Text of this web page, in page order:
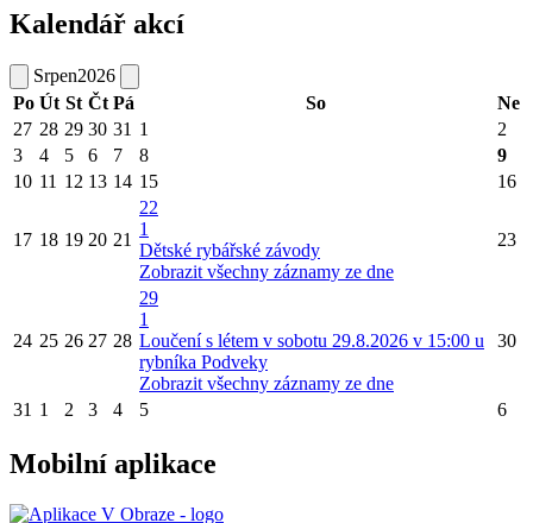
Kalendář akcí
Srpen2026
Po Út St Čt Pá So
Ne
27 28 29 30 31 1
2
3
4 5 6 7 8
9
10 11 12 13 14 15 16
17 18 19 20 21
22
1
Dětské rybářské závody
Zobrazit všechny záznamy ze dne
23
24 25 26 27 28
29
1
Loučení s létem v sobotu 29.8.2026 v 15:00 u
rybníka Podveky
Zobrazit všechny záznamy ze dne
30
31 1 2 3 4 5 6
Mobilní aplikace